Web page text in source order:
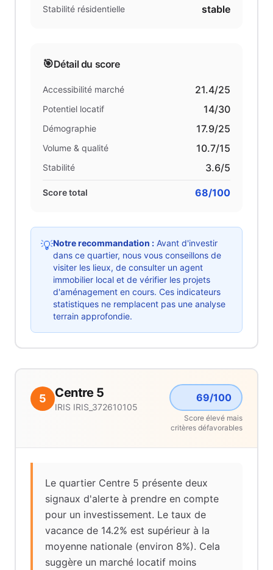
Stabilité résidentielle stable
🎯Détail du score
Accessibilité marché 21.4/25
Potentiel locatif 14/30
Démographie 17.9/25
Volume & qualité 10.7/15
Stabilité 3.6/5
Score total 68/100
💡Notre recommandation : Avant d'investir
dans ce quartier, nous vous conseillons de
visiter les lieux, de consulter un agent
immobilier local et de vérifier les projets
d'aménagement en cours. Ces indicateurs
statistiques ne remplacent pas une analyse
terrain approfondie.
5 Centre 5
IRIS IRIS_372610105
69/100
Score élevé mais
critères défavorables
Le quartier Centre 5 présente deux
signaux d'alerte à prendre en compte
pour un investissement. Le taux de
vacance de 14.2% est supérieur à la
moyenne nationale (environ 8%). Cela
suggère un marché locatif moins